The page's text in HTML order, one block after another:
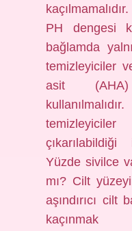
PH dengesi
bağlamda
temizleyiciler
asit
Yüzde sivilce
mı? Cilt
aşındırıcı cilt
kaçınmak